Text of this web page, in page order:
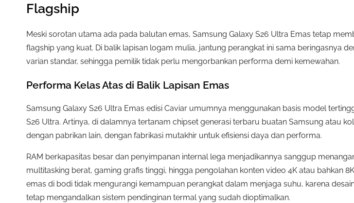
Flagship
Meski sorotan utama ada pada balutan emas, Samsung Galaxy S26 Ultra Emas tetap
flagship yang kuat. Di balik lapisan logam mulia, jantung perangkat ini sama beringasnya
varian standar, sehingga pemilik tidak perlu mengorbankan performa demi kemewahan.
Performa Kelas Atas di Balik Lapisan Emas
Samsung Galaxy S26 Ultra Emas edisi Caviar umumnya menggunakan basis model
S26 Ultra. Artinya, di dalamnya tertanam chipset generasi terbaru buatan Samsung atau
dengan pabrikan lain, dengan fabrikasi mutakhir untuk efisiensi daya dan performa.
RAM berkapasitas besar dan penyimpanan internal lega menjadikannya sanggup
multitasking berat, gaming grafis tinggi, hingga pengolahan konten video 4K atau bahkan
emas di bodi tidak mengurangi kemampuan perangkat dalam menjaga suhu, karena
tetap mengandalkan sistem pendinginan termal yang sudah dioptimalkan.